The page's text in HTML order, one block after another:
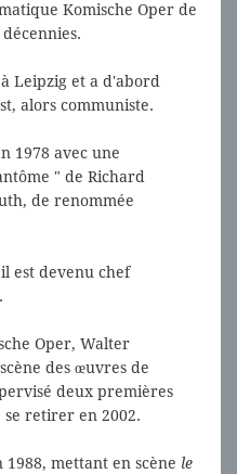
Komische Oper de
Leipzig et a d'abord
alors communiste.
1978 avec une
" de Richard
de renommée
est devenu chef
Oper, Walter
des œuvres de
deux premières
retirer en 2002.
mettant en scène le